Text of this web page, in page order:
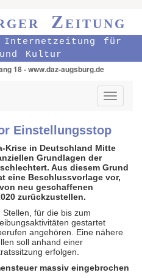
Zeitung
Internetzeitung für
Kultur
18 - www.daz-augsburg.de
Toggle
Einstellungsstop
Krise in Deutschland Mitte
Grundlagen der
Aus diesem Grund
eine Beschlussvorlage vor,
neu geschaffenen
zurückzustellen.
für die bis zum
gestartet
angehören. Eine nähere
soll anhand einer
erfolgen.
massiv eingebrochen